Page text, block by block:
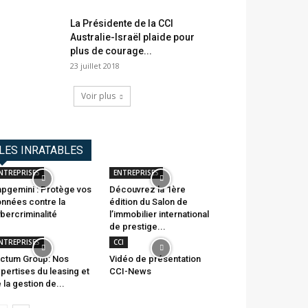
La Présidente de la CCI
Australie-Israël plaide pour
plus de courage...
23 juillet 2018
Voir plus
LES INRATABLES
: Protège vos
contre la
ENTREPRISES
Découvrez la 1ère
édition du Salon de
l’immobilier international
de prestige...
Group: Nos
du leasing et
la gestion de...
CCI
Vidéo de présentation
CCI-News